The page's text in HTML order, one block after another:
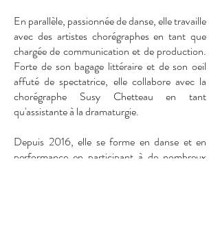
En parallèle, passionnée de danse, elle travaille
avec des artistes chorégraphes en tant que
chargée de communication et de production.
Forte de son bagage littéraire et de son oeil
affuté de spectatrice, elle collabore avec la
chorégraphe Susy Chetteau en tant
qu'assistante à la dramaturgie.
Depuis 2016, elle se forme en danse et en
performance en participant à de nombreux